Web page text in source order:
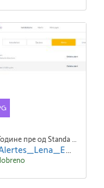
3 Године пре од Standa Blaha
1.Alertes_Lena_EN.jpg